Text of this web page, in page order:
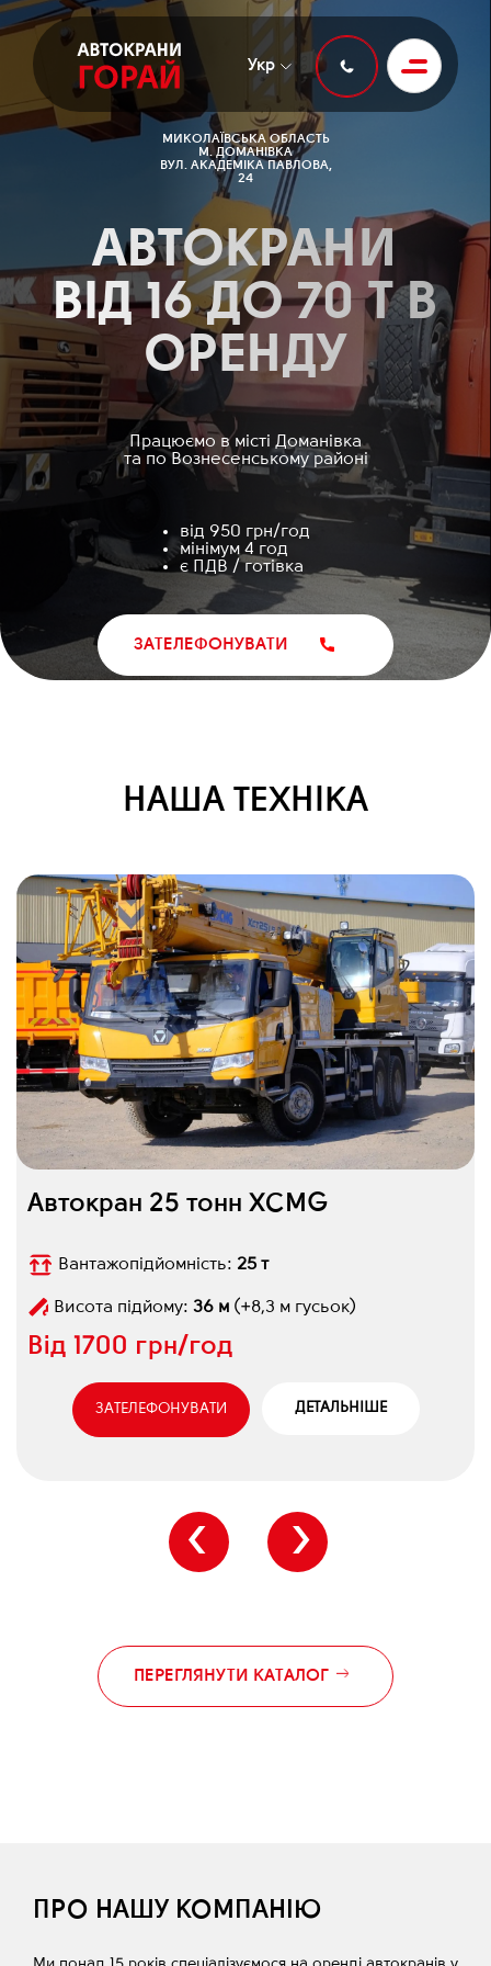
Укр
МИКОЛАЇВСЬКА ОБЛАСТЬ
М. ДОМАНІВКА
ВУЛ. АКАДЕМІКА ПАВЛОВА,
24
АВТОКРАНИ
ВІД 16 ДО 70 Т В
ОРЕНДУ
Працюємо в місті Доманівка
та по Вознесенському районі
від 950 грн/год
мінімум 4 год
є ПДВ / готівка
ЗАТЕЛЕФОНУВАТИ
НАША ТЕХНІКА
Автокран 25 тонн XCMG
Вантажопідйомність: 25 т
Висота підйому: 36 м (+8,3 м гусьок)
Від 1700 грн/год
ЗАТЕЛЕФОНУВАТИ ДЕТАЛЬНІШЕ
‹ ›
ПЕРЕГЛЯНУТИ КАТАЛОГ
ПРО НАШУ КОМПАНІЮ